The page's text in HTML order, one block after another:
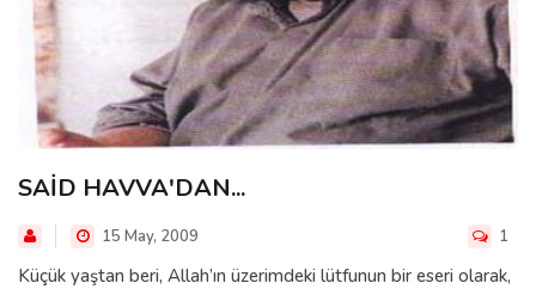
SAİD HAVVA'DAN...
15 May, 2009 1
Küçük yaştan beri, Allah’ın üzerimdeki lütfunun bir eseri olarak,